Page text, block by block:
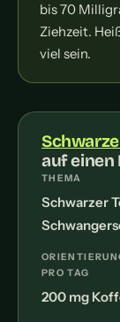
bis 70
Ziehzeit.
viel sein.
auf einen
THEMA
Schwarzer
PRO TAG
200 mg